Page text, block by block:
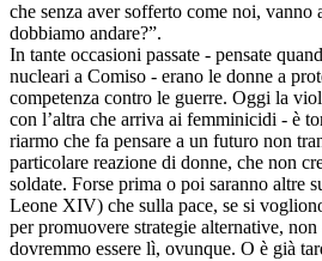
che senza aver sofferto come noi, vanno
dobbiamo andare?”.
In tante occasioni passate - pensate
nucleari a Comiso - erano le donne a
competenza contro le guerre. Oggi la
con l’altra che arriva ai femminicidi - è
riarmo che fa pensare a un futuro non
particolare reazione di donne, che non
soldate. Forse prima o poi saranno altre
Leone XIV) che sulla pace, se si
per promuovere strategie alternative, non
dovremmo essere lì, ovunque. O è già